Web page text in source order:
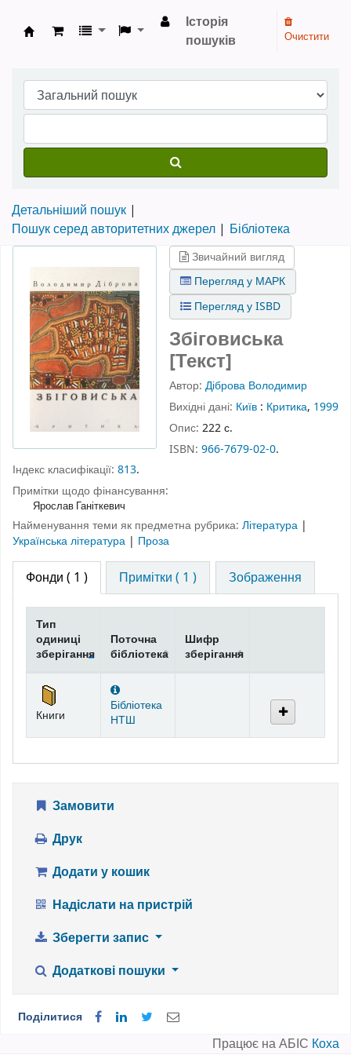
Бібліотека НТШ › Електронний каталог
Історія
пошуків
Очистити
Детальніший пошук
Пошук серед авторитетних джерел
Бібліотека
Звичайний вигляд
Перегляд у МАРК
Перегляд у ISBD
Збіговиська
[Текст]
Автор: Діброва Володимир
Вихідні дані: Київ : Критика, 1999
Опис: 222 с.
ISBN: 966-7679-02-0.
Індекс класифікації: 813.
Примітки щодо фінансування:
Ярослав Ганіткевич
Найменування теми як предметна рубрика: Література |
Українська література | Проза
Фонди ( 1 ) Примітки ( 1 ) Зображення
Фонди
Тип
одиниці
зберігання
Поточна
бібліотека
Шифр
зберігання
Книги
Бібліотека
НТШ
Замовити
Друк
Додати у кошик
Надіслати на пристрій
Зберегти запис
Додаткові пошуки
Поділитися
Працює на АБІС Коха